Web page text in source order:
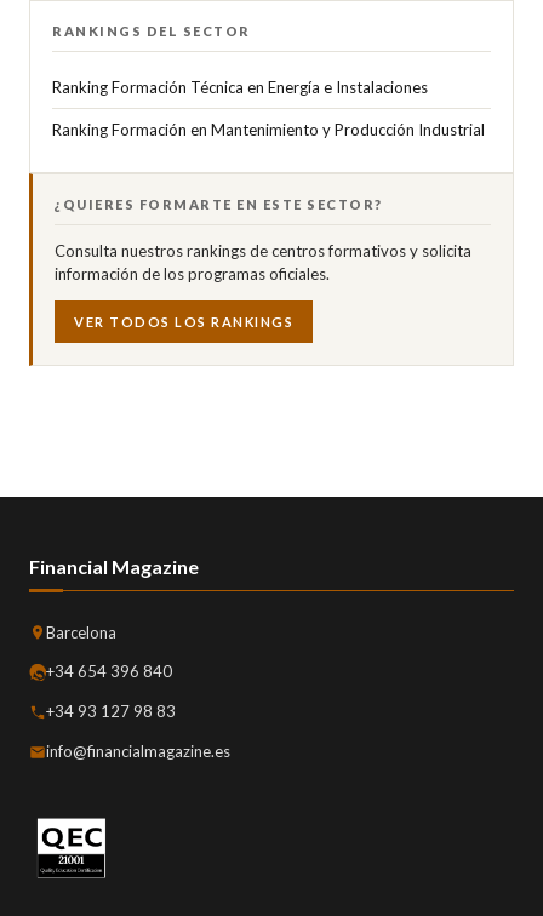
RANKINGS DEL SECTOR
Ranking Formación Técnica en Energía e Instalaciones
Ranking Formación en Mantenimiento y Producción Industrial
¿QUIERES FORMARTE EN ESTE SECTOR?
Consulta nuestros rankings de centros formativos y solicita
información de los programas oficiales.
VER TODOS LOS RANKINGS
Financial Magazine
Barcelona
+34 654 396 840
+34 93 127 98 83
info@financialmagazine.es